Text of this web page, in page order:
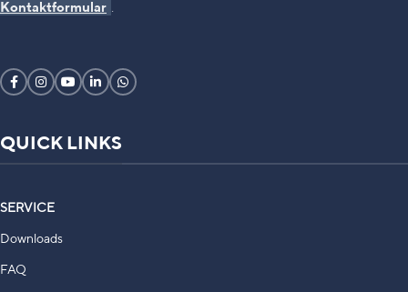
Kontaktformular
QUICK LINKS
SERVICE
Downloads
FAQ